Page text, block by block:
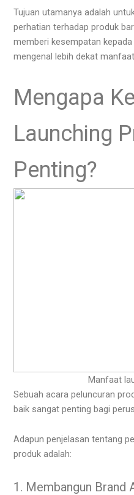
Tujuan utamanya adalah
perhatian terhadap produk
memberi kesempatan
mengenal lebih dekat
Mengapa
Launching
Penting?
Manfaat
Sebuah acara peluncuran
baik sangat penting bagi
Adapun penjelasan tentang
produk adalah:
1. Membangun Brand